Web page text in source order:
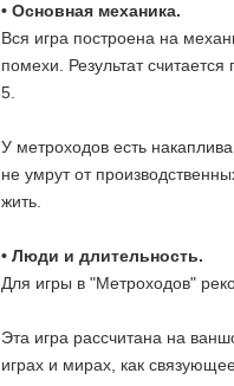
• Основная механика.
Вся игра построена на
помехи. Результат
5.
У метроходов есть
не умрут от
жить.
• Люди и длительность.
Для игры в "Метроходов"
Эта игра рассчитана на
играх и мирах, как